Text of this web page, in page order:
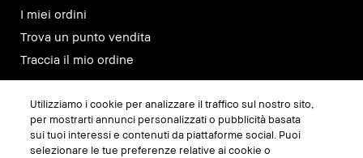
I miei ordini
Trova un punto vendita
Traccia il mio ordine
SEGUICI SU
Utilizziamo i cookie per analizzare il traffico sul nostro sito,
per mostrarti annunci personalizzati o pubblicità basata
sui tuoi interessi e contenuti da piattaforme social. Puoi
selezionare le tue preferenze relative ai cookie o